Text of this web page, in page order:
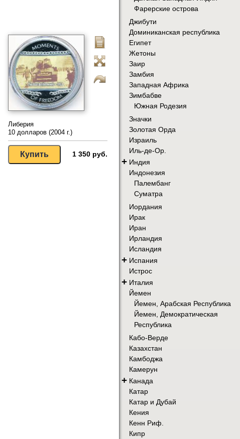
Либерия
10 долларов (2004 г.)
1 350 руб.
Фарерские острова
Джибути
Доминиканская республика
Египет
Жетоны
Заир
Замбия
Западная Африка
Зимбабве
Южная Родезия
Значки
Золотая Орда
Израиль
Иль-де-Ор.
+ Индия
Индонезия
Палембанг
Суматра
Иордания
Ирак
Иран
Ирландия
Исландия
+ Испания
Истрос
+ Италия
Йемен
Йемен, Арабская Республика
Йемен, Демократическая
Республика
Кабо-Верде
Казахстан
Камбоджа
Камерун
+ Канада
Катар
Катар и Дубай
Кения
Кенн Риф.
Кипр